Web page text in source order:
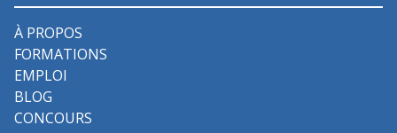
À PROPOS
FORMATIONS
EMPLOI
BLOG
CONCOURS